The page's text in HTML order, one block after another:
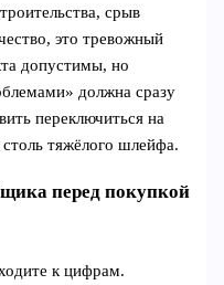
срыв
это тревожный
допустимы, но
должна сразу
переключиться на
тяжёлого шлейфа.
перед покупкой
к цифрам.